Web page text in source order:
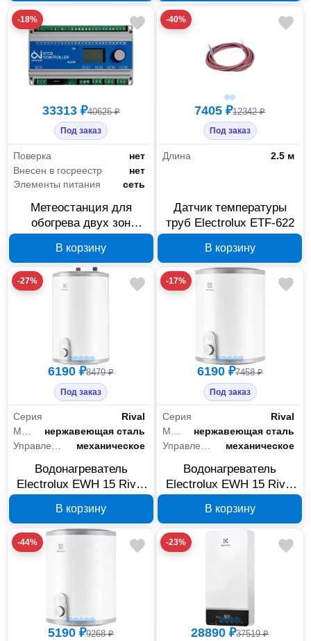
1235844
-18%
33313 ₽40626 ₽
Под заказ
Поверка
нет
Внесен в госреестр
нет
Элементы питания
сеть
Метеостанция для
обогрева двух зон
В корзину
-40%
7405 ₽12342 ₽
Под заказ
Длина 2.5 м
Датчик температуры
труб Electrolux ETF-622
В корзину
-27%
6190 ₽8479 ₽
Под заказ
Серия
Rival
Материал бака
нержавеющая сталь
механическое
Водонагреватель
Electrolux EWH 15 Rival
В корзину
-17%
6190 ₽7458 ₽
Под заказ
Серия
Rival
Материал бака
нержавеющая сталь
механическое
Водонагреватель
Electrolux EWH 15 Rival
В корзину
-44%
5190 ₽9268 ₽
-23%
28890 ₽37519 ₽